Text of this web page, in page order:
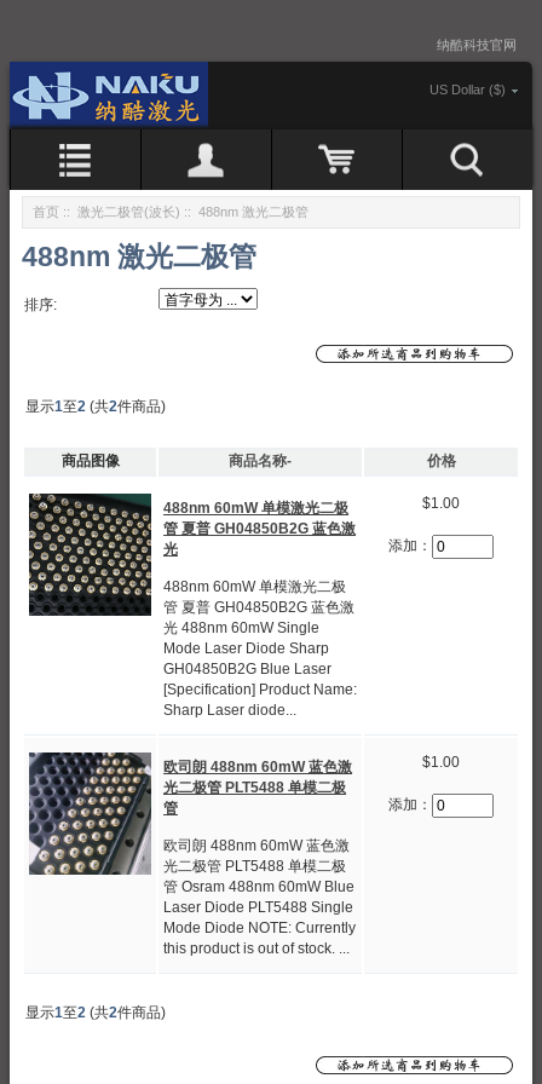
纳酷科技官网
US Dollar ($)
首页 :: 激光二极管(波长) :: 488nm 激光二极管
488nm 激光二极管
排序:
显示1至2 (共2件商品)
商品图像 商品名称- 价格
488nm 60mW 单模激光二极
管 夏普 GH04850B2G 蓝色激
光
488nm 60mW 单模激光二极
管 夏普 GH04850B2G 蓝色激
光 488nm 60mW Single
Mode Laser Diode Sharp
GH04850B2G Blue Laser
[Specification] Product Name:
Sharp Laser diode...
$1.00
添加：
欧司朗 488nm 60mW 蓝色激
光二极管 PLT5488 单模二极
管
欧司朗 488nm 60mW 蓝色激
光二极管 PLT5488 单模二极
管 Osram 488nm 60mW Blue
Laser Diode PLT5488 Single
Mode Diode NOTE: Currently
this product is out of stock. ...
$1.00
添加：
显示1至2 (共2件商品)